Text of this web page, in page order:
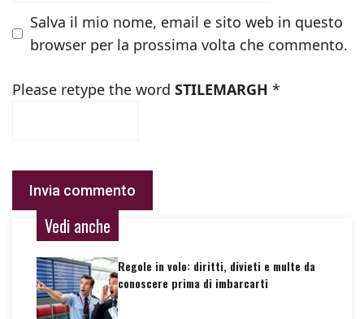
Salva il mio nome, email e sito web in questo
browser per la prossima volta che commento.
Please retype the word STILEMARGH *
Vedi anche
Regole in volo: diritti, divieti e multe da
conoscere prima di imbarcarti